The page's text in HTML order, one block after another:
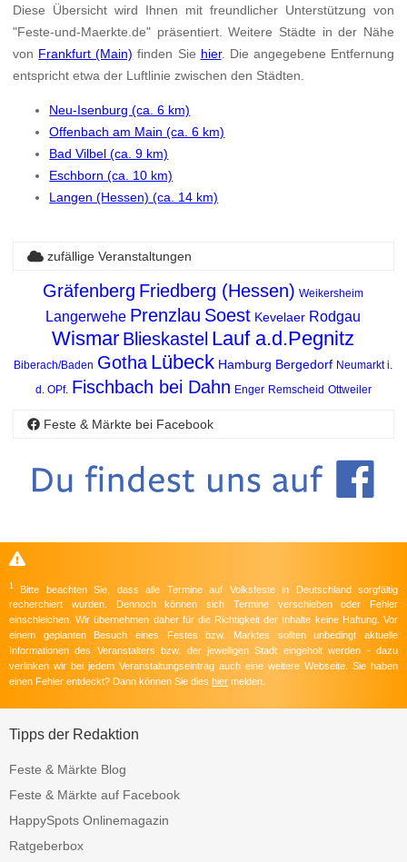
Diese Übersicht wird Ihnen mit freundlicher Unterstützung von
"Feste-und-Maerkte.de" präsentiert. Weitere Städte in der Nähe
von Frankfurt (Main) finden Sie hier. Die angegebene Entfernung
entspricht etwa der Luftlinie zwischen den Städten.
Neu-Isenburg (ca. 6 km)
Offenbach am Main (ca. 6 km)
Bad Vilbel (ca. 9 km)
Eschborn (ca. 10 km)
Langen (Hessen) (ca. 14 km)
zufällige Veranstaltungen
Gräfenberg Friedberg (Hessen) Weikersheim
Langerwehe Prenzlau Soest Kevelaer Rodgau
Wismar Blieskastel Lauf a.d.Pegnitz
Biberach/Baden Gotha Lübeck Hamburg Bergedorf Neumarkt i.
d. OPf. Fischbach bei Dahn Enger Remscheid Ottweiler
Feste & Märkte bei Facebook
1
Bitte beachten Sie, dass alle Termine auf Volksfeste in Deutschland sorgfältig
recherchiert wurden. Dennoch können sich Termine verschieben oder Fehler
einschleichen. Wir übernehmen daher für die Richtigkeit der Inhalte keine Haftung. Vor
einem geplanten Besuch eines Festes bzw. Marktes sollten unbedingt aktuelle
Informationen des Veranstalters bzw. der jeweiligen Stadt eingeholt werden - dazu
verlinken wir bei jedem Veranstaltungseintrag auch eine weitere Webseite. Sie haben
einen Fehler entdeckt? Dann können Sie dies hier melden.
Tipps der Redaktion
Feste & Märkte Blog
Feste & Märkte auf Facebook
HappySpots Onlinemagazin
Ratgeberbox